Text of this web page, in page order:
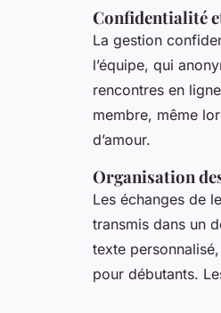
Confidentialité
La gestion
l’équipe, qui
rencontres en
membre, même
d’amour.
Organisation
Les échanges de
transmis dans un
texte
pour débutants.